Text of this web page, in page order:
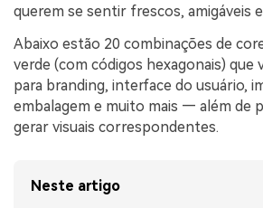
querem se sentir frescos, amigáveis
Abaixo estão 20 combinações de
verde (com códigos hexagonais) que
para branding, interface do usuário,
embalagem e muito mais — além de
gerar visuais correspondentes.
Neste artigo